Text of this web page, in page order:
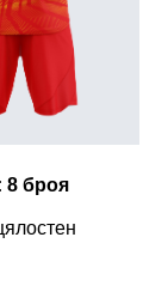
8 броя